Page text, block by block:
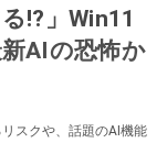
!?」Win11
AIの恐怖か
スクや、話題のAI機能